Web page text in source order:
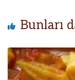
Bunları